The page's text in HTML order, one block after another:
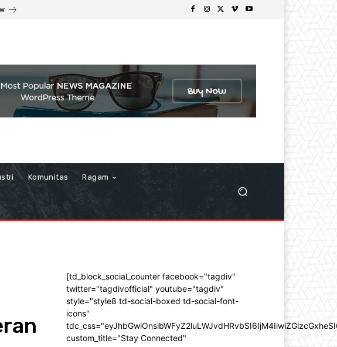
Komunitas Ragam
[td_block_social_counter facebook="tagdiv"
twitter="tagdivofficial" youtube="tagdiv"
style="style8 td-social-boxed td-social-font-
icons"
custom_title="Stay Connected"